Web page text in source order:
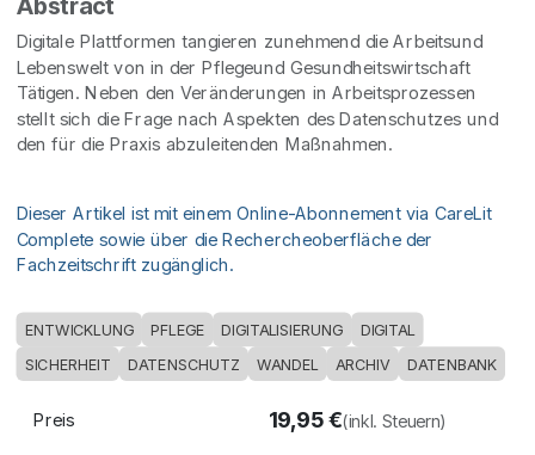
Abstract
Digitale Plattformen tangieren zunehmend die Arbeitsund
Lebenswelt von in der Pflegeund Gesundheitswirtschaft
Tätigen. Neben den Veränderungen in Arbeitsprozessen
stellt sich die Frage nach Aspekten des Datenschutzes und
den für die Praxis abzuleitenden Maßnahmen.
Dieser Artikel ist mit einem Online-Abonnement via CareLit
Complete sowie über die Rechercheoberfläche der
Fachzeitschrift zugänglich.
ENTWICKLUNG PFLEGE DIGITALISIERUNG DIGITAL
SICHERHEIT DATENSCHUTZ WANDEL ARCHIV DATENBANK
Preis 19,95€(inkl. Steuern)